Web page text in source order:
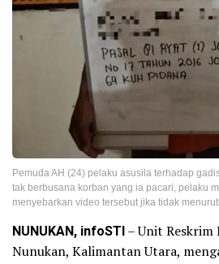
Pemuda AH (24) pelaku asusila terhadap
tak berbusana korban yang ia pacari, pelaku
menyebarkan video tersebut jika tidak
NUNUKAN, infoSTI– Unit Reskrim
Nunukan, Kalimantan Utara,